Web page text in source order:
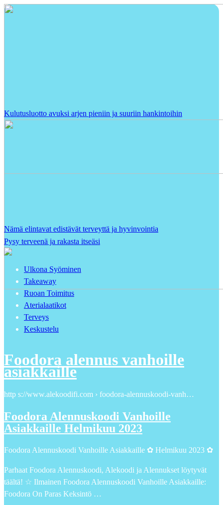
Kulutusluotto avuksi arjen pieniin ja suuriin hankintoihin
Nämä elintavat edistävät terveyttä ja hyvinvointia
Pysy terveenä ja rakasta itseäsi
Ulkona Syöminen
Takeaway
Ruoan Toimitus
Aterialaatikot
Terveys
Keskustelu
Foodora alennus vanhoille
asiakkaille
http s://www.alekoodifi.com › foodora-alennuskoodi-vanh…
Foodora Alennuskoodi Vanhoille
Asiakkaille Helmikuu 2023
Foodora Alennuskoodi Vanhoille Asiakkaille ✿ Helmikuu 2023 ✿
Parhaat Foodora Alennuskoodi, Alekoodi ja Alennukset löytyvät
täältä! ☆ Ilmainen Foodora Alennuskoodi Vanhoille Asiakkaille:
Foodora On Paras Keksintö …